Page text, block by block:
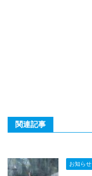
関連記事
お知らせ